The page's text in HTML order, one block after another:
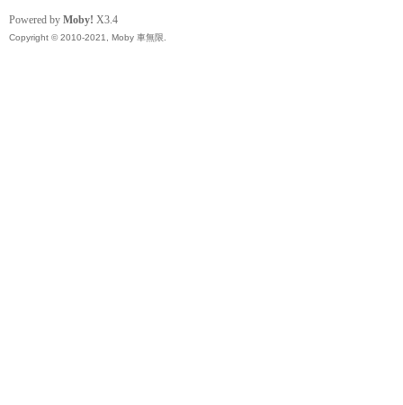
Powered by Moby! X3.4
Copyright © 2010-2021, Moby 車無限.